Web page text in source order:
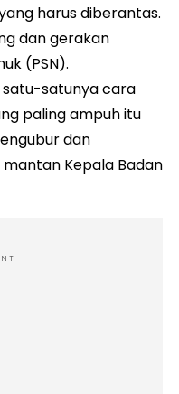
harus diberantas.
dan gerakan
(PSN).
satunya cara
paling ampuh itu
dan
mantan Kepala Badan